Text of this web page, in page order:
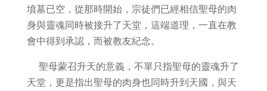
墳墓已空，從那時開始，宗徒們已經相信聖母的肉
身與靈魂同時被接升了天堂，這端道理，一直在教
會中得到承認，而被教友紀念。
聖母蒙召升天的意義，不單只指聖母的靈魂升了
天堂，更是指出聖母的肉身也同時升到天國，與天